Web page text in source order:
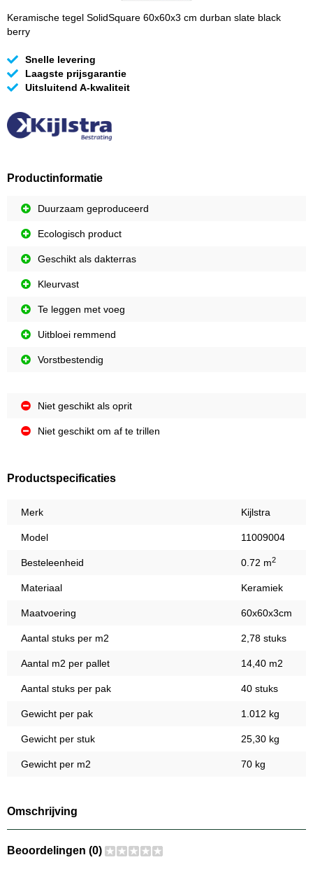
Keramische tegel SolidSquare 60x60x3 cm durban slate black
berry
Snelle levering
Laagste prijsgarantie
Uitsluitend A-kwaliteit
Productinformatie
Duurzaam geproduceerd
Ecologisch product
Geschikt als dakterras
Kleurvast
Te leggen met voeg
Uitbloei remmend
Vorstbestendig
Niet geschikt als oprit
Niet geschikt om af te trillen
Productspecificaties
Merk Kijlstra
Model 11009004
Besteleenheid 0.72 m2
Materiaal Keramiek
Maatvoering 60x60x3cm
Aantal stuks per m2 2,78 stuks
Aantal m2 per pallet 14,40 m2
Aantal stuks per pak 40 stuks
Gewicht per pak 1.012 kg
Gewicht per stuk 25,30 kg
Gewicht per m2 70 kg
Omschrijving
Beoordelingen (0)